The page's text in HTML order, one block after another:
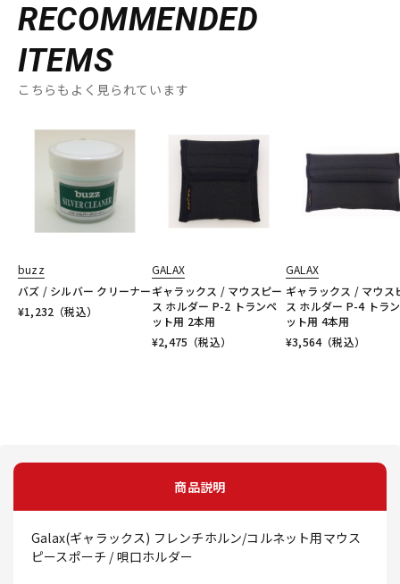
RECOMMENDED
ITEMS
こちらもよく見られています
buzz
バズ / シルバー クリーナー
¥1,232 （税込）
GALAX
ギャラックス / マウスピー
ス ホルダー P-2 トランペ
ット用 2本用
¥2,475 （税込）
GALAX
ギャラックス / マウス
ス ホルダー P-4 トラ
ット用 4本用
¥3,564（税込）
商品説明
Galax(ギャラックス) フレンチホルン/コルネット用マウス
ピースポーチ / 唄口ホルダー